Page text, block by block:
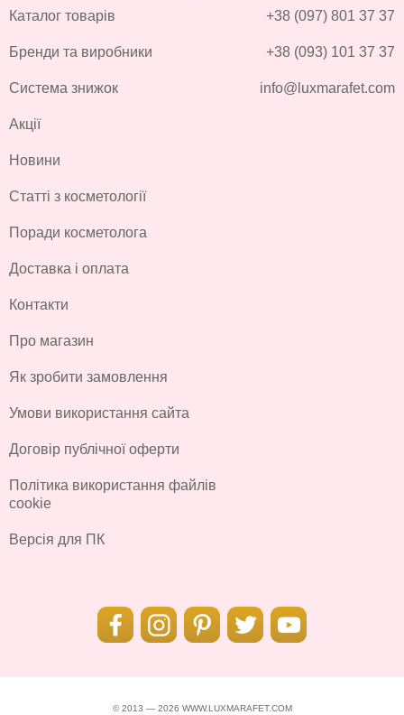
Каталог товарів
Бренди та виробники
Система знижок
Акції
Новини
Статті з косметології
Поради косметолога
Доставка і оплата
Контакти
Про магазин
Як зробити замовлення
Умови використання сайта
Договір публічної оферти
Політика використання файлів
cookie
Версія для ПК
+38 (097) 801 37 37
+38 (093) 101 37 37
info@luxmarafet.com
© 2013 — 2026 WWW.LUXMARAFET.COM